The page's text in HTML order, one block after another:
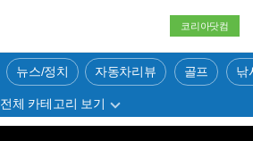
코리아닷컴
뉴스/정치 자동차리뷰 골프 낚
전체 카테고리 보기